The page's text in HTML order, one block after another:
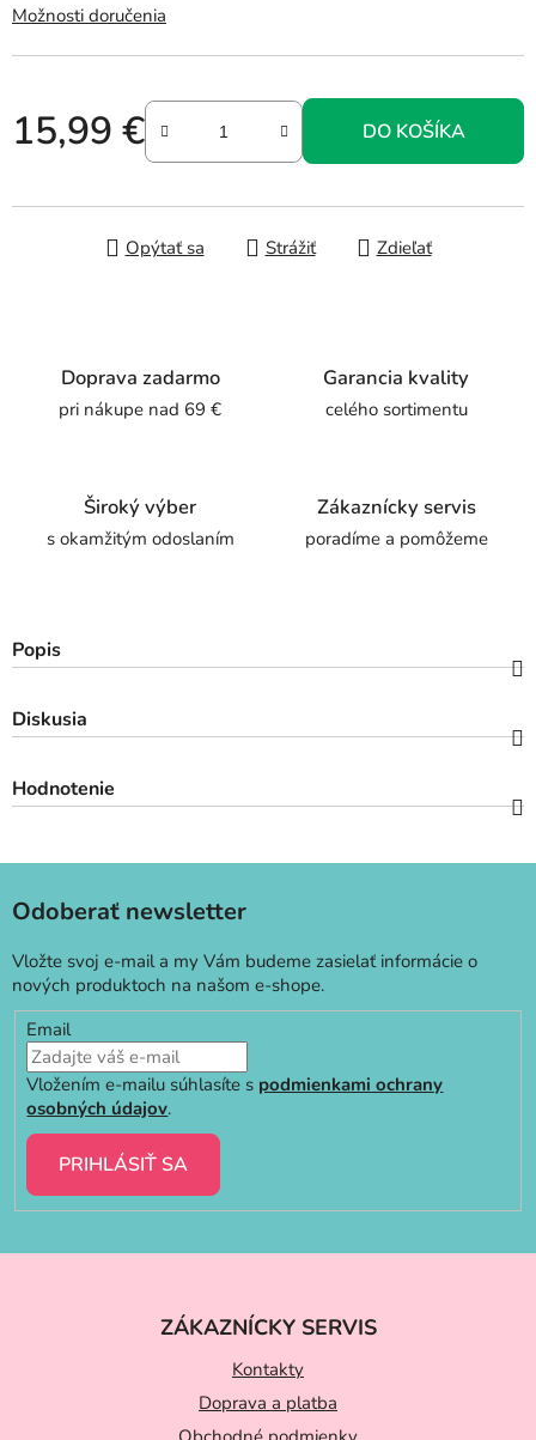
Možnosti doručenia
15,99 €
Jednotková cena:
DO KOŠÍKA
Opýtať sa Strážiť Zdieľať
Doprava zadarmo
pri nákupe nad 69 €
Garancia kvality
celého sortimentu
Široký výber
s okamžitým odoslaním
Zákaznícky servis
poradíme a pomôžeme
Popis
Diskusia
Hodnotenie
Odoberať newsletter
Vložte svoj e-mail a my Vám budeme zasielať informácie o
nových produktoch na našom e-shope.
Email
Vložením e-mailu súhlasíte s podmienkami ochrany
osobných údajov.
PRIHLÁSIŤ SA
ZÁKAZNÍCKY SERVIS
Kontakty
Doprava a platba